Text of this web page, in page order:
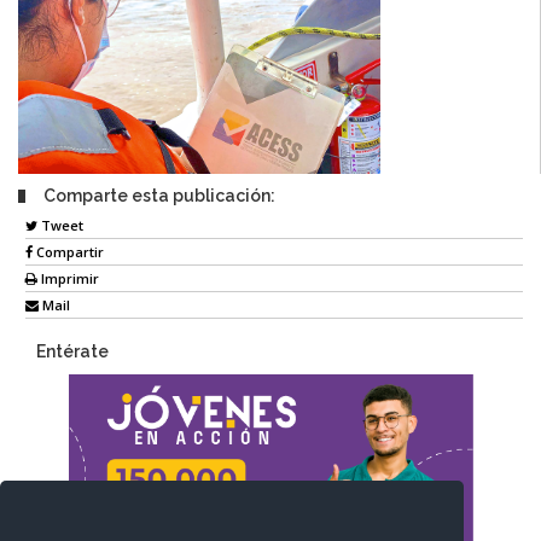
Comparte esta publicación:
Tweet
Compartir
Imprimir
Mail
Entérate